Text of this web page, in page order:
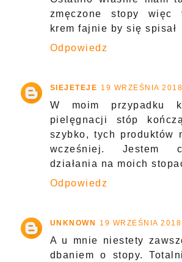
zmęczone stopy więc
krem fajnie by się spisał
Odpowiedz
SIEJETEJE 19 WRZEŚNIA
W moim przypadku
pielęgnacji stóp
szybko, tych produktów
wcześniej. Jestem
działania na moich
Odpowiedz
UNKNOWN 19 WRZEŚNIA
A u mnie niestety
dbaniem o stopy.